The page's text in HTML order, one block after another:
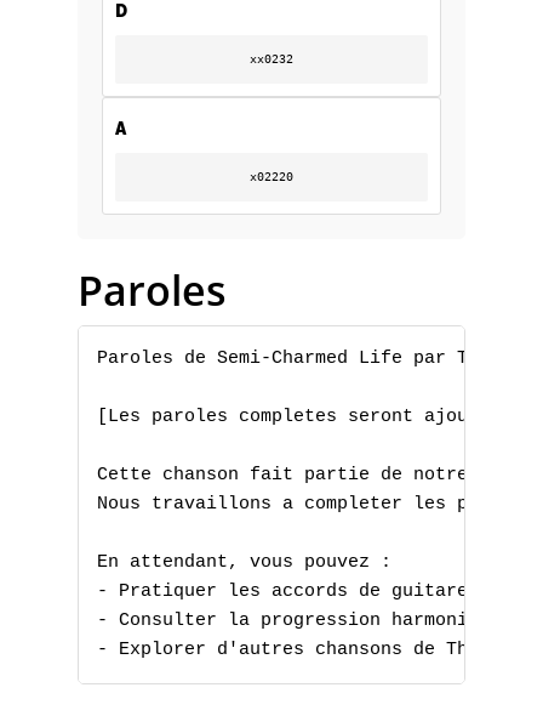
D
xx0232
A
x02220
Paroles
Paroles de Semi-Charmed Life par Third
[Les paroles completes seront ajoutees
Cette chanson fait partie de notre
Nous travaillons a completer les
En attendant, vous pouvez :
- Pratiquer les accords de guitare
- Consulter la progression harmonique
- Explorer d'autres chansons de Third
E
H
I
J
K